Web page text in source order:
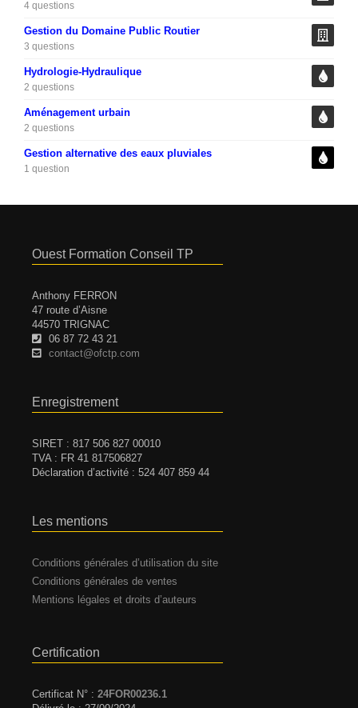
4 questions
Gestion du Domaine Public Routier
3 questions
Hydrologie-Hydraulique
2 questions
Aménagement urbain
2 questions
Gestion alternative des eaux pluviales
1 question
Ouest Formation Conseil TP
Anthony FERRON
47 route d’Aisne
44570 TRIGNAC
06 87 72 43 21
contact@ofctp.com
Enregistrement
SIRET : 817 506 827 00010
TVA : FR 41 817506827
Déclaration d’activité : 524 407 859 44
Les mentions
Conditions générales d’utilisation du site
Conditions générales de ventes
Mentions légales et droits d’auteurs
Certification
Certificat N° : 24FOR00236.1